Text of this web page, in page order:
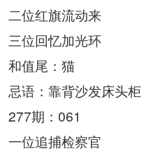
二位红旗流动来
三位回忆加光环
和值尾：猫
忌语：靠背沙发床头柜
277期：061
一位追捕检察官